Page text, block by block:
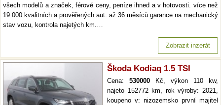
všech modelů a značek, férové ceny, peníze ihned a v hotovosti. více než
19 000 kvalitních a prověřených aut. až 36 měsíců garance na mechanický
stav vozu, kontrola najetých km.…
Zobrazit inzerát
Škoda Kodiaq 1.5 TSI
Cena: 530000 Kč, výkon 110 kw,
najeto 152772 km, rok výroby: 2021,
koupeno v: nizozemsko první majitel